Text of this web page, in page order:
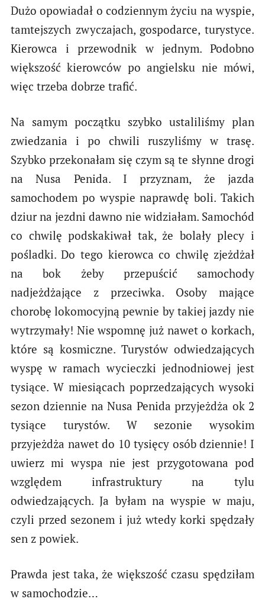
Dużo opowiadał o codziennym życiu na wyspie,
tamtejszych zwyczajach, gospodarce, turystyce.
Kierowca i przewodnik w jednym. Podobno
większość kierowców po angielsku nie mówi,
więc trzeba dobrze trafić.
Na samym początku szybko ustaliliśmy plan
zwiedzania i po chwili ruszyliśmy w trasę.
Szybko przekonałam się czym są te słynne drogi
na Nusa Penida. I przyznam, że jazda
samochodem po wyspie naprawdę boli. Takich
dziur na jezdni dawno nie widziałam. Samochód
co chwilę podskakiwał tak, że bolały plecy i
pośladki. Do tego kierowca co chwilę zjeżdżał
na bok żeby przepuścić samochody
nadjeżdżające z przeciwka. Osoby mające
chorobę lokomocyjną pewnie by takiej jazdy nie
wytrzymały! Nie wspomnę już nawet o korkach,
które są kosmiczne. Turystów odwiedzających
wyspę w ramach wycieczki jednodniowej jest
tysiące. W miesiącach poprzedzających wysoki
sezon dziennie na Nusa Penida przyjeżdża ok 2
tysiące turystów. W sezonie wysokim
przyjeżdża nawet do 10 tysięcy osób dziennie! I
uwierz mi wyspa nie jest przygotowana pod
względem infrastruktury na tylu
odwiedzających. Ja byłam na wyspie w maju,
czyli przed sezonem i już wtedy korki spędzały
sen z powiek.
Prawda jest taka, że większość czasu spędziłam
w samochodzie…